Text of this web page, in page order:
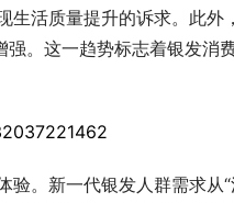
活质量提升的诉求。此外
。这一趋势标志着银发消
。新一代银发人群需求从“